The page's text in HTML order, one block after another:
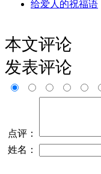
给爱人的祝福语
本文评论
发表评论
点评：
姓名：